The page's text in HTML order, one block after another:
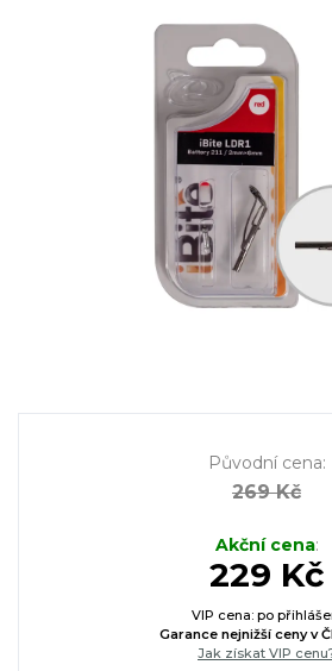
Původní cena:
269 Kč
Akční cena:
229 Kč
VIP cena: po
Garance nejnižší ceny v
Jak získat VIP